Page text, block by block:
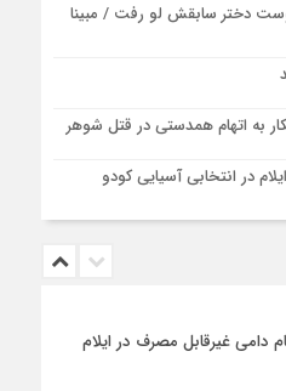
دختر سابقش لو رفت / مبینا
به اتهام همدستی در قتل شوهر
در انتخابی آسیایی کودو